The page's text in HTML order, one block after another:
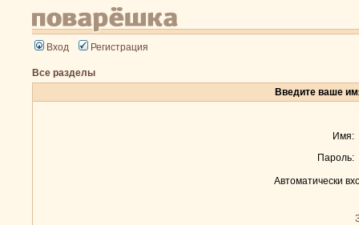
Вход Регистрация
Все разделы
Введите ваше
Имя:
Пароль:
Автоматически